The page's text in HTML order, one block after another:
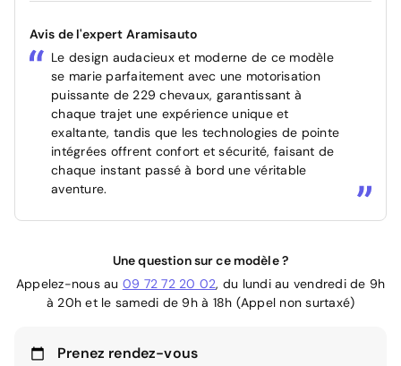
Avis de l'expert Aramisauto
Le design audacieux et moderne de ce modèle
se marie parfaitement avec une motorisation
puissante de 229 chevaux, garantissant à
chaque trajet une expérience unique et
exaltante, tandis que les technologies de pointe
intégrées offrent confort et sécurité, faisant de
chaque instant passé à bord une véritable
aventure.
Une question sur ce modèle ?
Appelez-nous au 09 72 72 20 02, du lundi au vendredi de 9h
à 20h et le samedi de 9h à 18h (Appel non surtaxé)
Prenez rendez-vous